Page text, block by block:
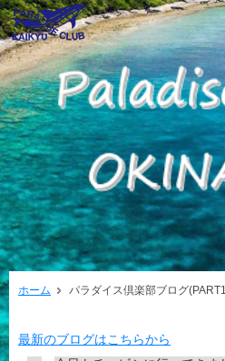
ホーム パラダイス倶楽部ブログ
最新のブログはこちらから